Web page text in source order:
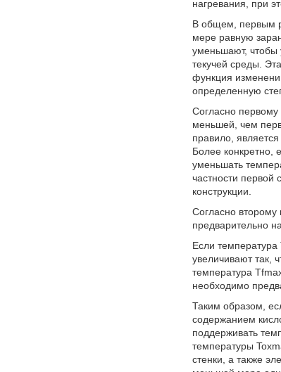
нагревания, при
В общем, первым
мере равную
уменьшают, чтобы
текучей среды.
функция
определенную
Согласно первому
меньшей, чем
правило,
Более конкретно,
уменьшать
частности первой
конструкции.
Согласно
предварительно
Если температура
увеличивают так,
температура
необходимо
Таким образом,
содержанием
поддерживать
температуры
стенки, а также